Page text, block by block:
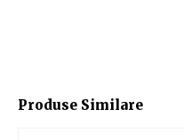
Produse Similare